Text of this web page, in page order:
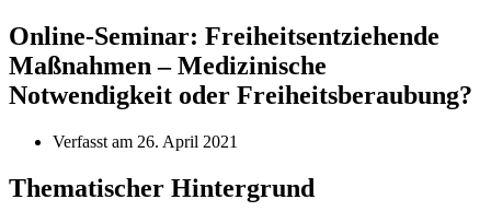
Online-Seminar: Freiheitsentziehende
Maßnahmen – Medizinische
Notwendigkeit oder Freiheitsberaubung?
Verfasst am 26. April 2021
Thematischer Hintergrund